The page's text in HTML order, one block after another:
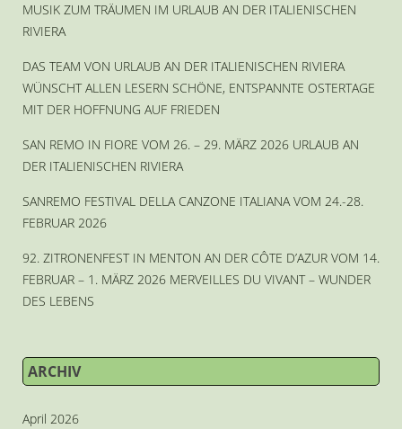
MUSIK ZUM TRÄUMEN IM URLAUB AN DER ITALIENISCHEN
RIVIERA
DAS TEAM VON URLAUB AN DER ITALIENISCHEN RIVIERA
WÜNSCHT ALLEN LESERN SCHÖNE, ENTSPANNTE OSTERTAGE
MIT DER HOFFNUNG AUF FRIEDEN
SAN REMO IN FIORE VOM 26. – 29. MÄRZ 2026 URLAUB AN
DER ITALIENISCHEN RIVIERA
SANREMO FESTIVAL DELLA CANZONE ITALIANA VOM 24.-28.
FEBRUAR 2026
92. ZITRONENFEST IN MENTON AN DER CÔTE D’AZUR VOM 14.
FEBRUAR – 1. MÄRZ 2026 MERVEILLES DU VIVANT – WUNDER
DES LEBENS
ARCHIV
April 2026